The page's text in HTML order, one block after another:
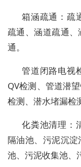
箱涵疏通：疏
疏通、涵道疏通
通。
管道闭路电视
QV检测、管道潜
检测、潜水堵漏检
化粪池清理：
隔油池、污泥沉
池、污泥收集池、